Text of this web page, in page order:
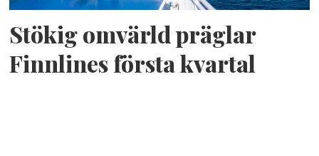
Stökig omvärld präglar
Finnlines första kvartal